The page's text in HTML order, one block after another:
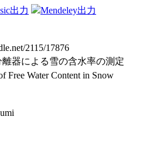
出力 Mendeley出力
2115/17876
器による雪の含水率の測定
Free Water Content in Snow